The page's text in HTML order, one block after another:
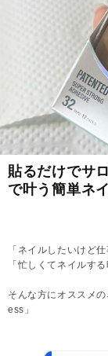
貼るだけでサ
で叶う簡単ネ
「ネイルしたいけど
「忙しくてネイルする
そんな方にオススメ
ess」